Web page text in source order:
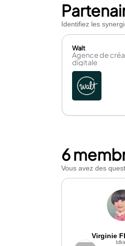
Identifiez les
Walt
Agence de
digitale
6
Vous avez des
Virginie